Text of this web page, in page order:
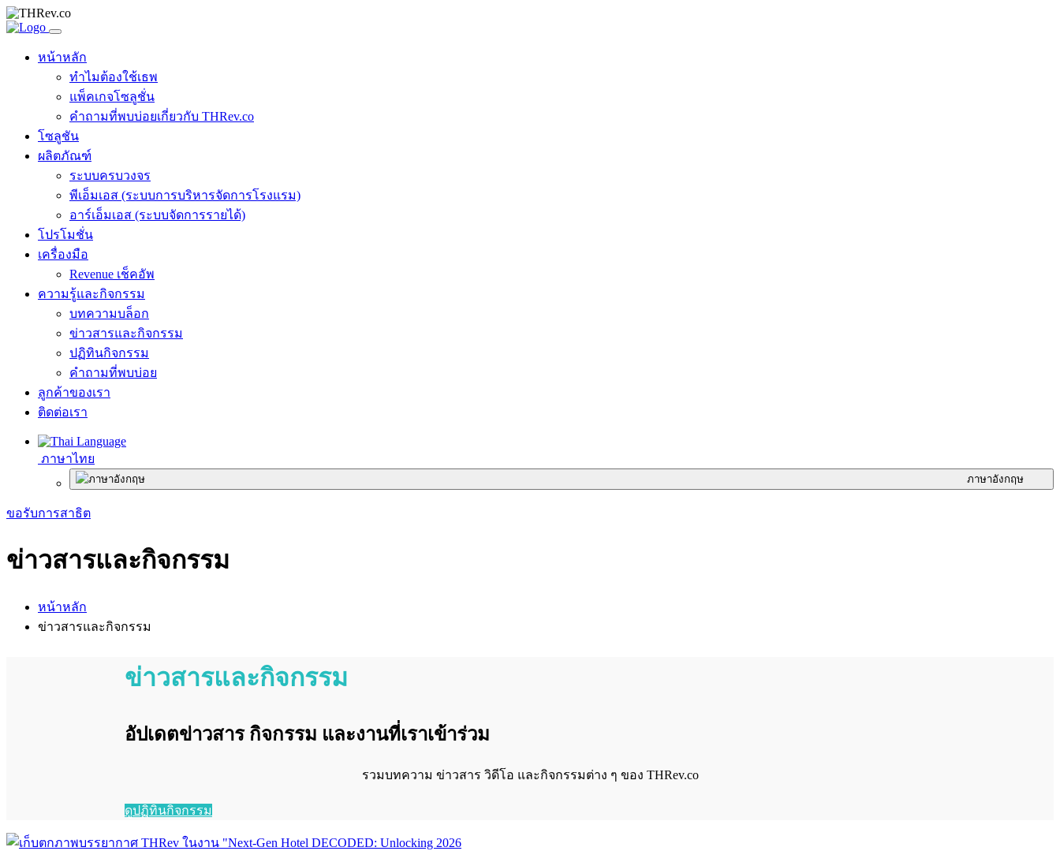
หน้าหลัก
ทำไมต้องใช้เธพ
แพ็คเกจโซลูชั่น
คำถามที่พบบ่อยเกี่ยวกับ THRev.co
โซลูชัน
ผลิตภัณฑ์
ระบบครบวงจร
พีเอ็มเอส (ระบบการบริหารจัดการโรงแรม)
อาร์เอ็มเอส (ระบบจัดการรายได้)
โปรโมชั่น
เครื่องมือ
Revenue เช็คอัพ
ความรู้และกิจกรรม
บทความบล็อก
ข่าวสารและกิจกรรม
ปฏิทินกิจกรรม
คำถามที่พบบ่อย
ลูกค้าของเรา
ติดต่อเรา
ภาษาไทย
ภาษาอังกฤษ
ขอรับการสาธิต
ข่าวสารและกิจกรรม
หน้าหลัก
ข่าวสารและกิจกรรม
ข่าวสารและกิจกรรม
อัปเดตข่าวสาร กิจกรรม และงานที่เราเข้าร่วม
รวมบทความ ข่าวสาร วิดีโอ และกิจกรรมต่าง ๆ ของ THRev.co
ดูปฏิทินกิจกรรม